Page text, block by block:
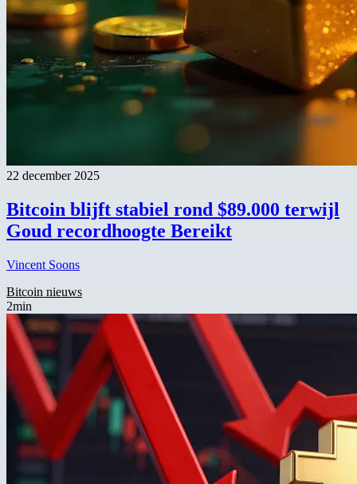
22 december 2025
Bitcoin blijft stabiel rond $89.000 terwijl
Goud recordhoogte Bereikt
Vincent Soons
Bitcoin nieuws
2min